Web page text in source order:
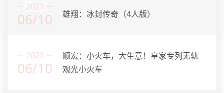
2021
06/10 雄翔：冰封传奇（4人版）
2021
06/10
顺宏：小火车，大生意！皇家专列无轨
观光小火车